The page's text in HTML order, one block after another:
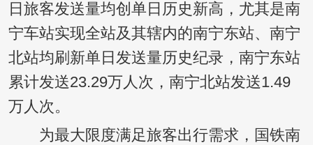
日旅客发送量均创单日历史新高，尤其是南
宁车站实现全站及其辖内的南宁东站、南宁
北站均刷新单日发送量历史纪录，南宁东站
累计发送23.29万人次，南宁北站发送1.49
万人次。
为最大限度满足旅客出行需求，国铁南